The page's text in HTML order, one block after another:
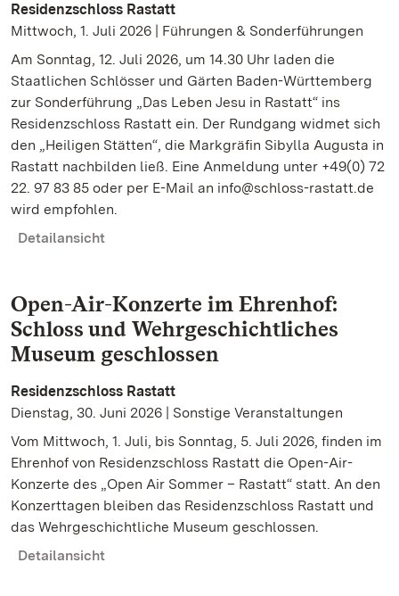
Residenzschloss Rastatt
Mittwoch, 1. Juli 2026 | Führungen & Sonderführungen
Am Sonntag, 12. Juli 2026, um 14.30 Uhr laden die
Staatlichen Schlösser und Gärten Baden-Württemberg
zur Sonderführung „Das Leben Jesu in Rastatt“ ins
Residenzschloss Rastatt ein. Der Rundgang widmet sich
den „Heiligen Stätten“, die Markgräfin Sibylla Augusta in
Rastatt nachbilden ließ. Eine Anmeldung unter +49(0) 72
22. 97 83 85 oder per E-Mail an info@schloss-rastatt.de
wird empfohlen.
Detailansicht
Open-Air-Konzerte im Ehrenhof:
Schloss und Wehrgeschichtliches
Museum geschlossen
Residenzschloss Rastatt
Dienstag, 30. Juni 2026 | Sonstige Veranstaltungen
Vom Mittwoch, 1. Juli, bis Sonntag, 5. Juli 2026, finden im
Ehrenhof von Residenzschloss Rastatt die Open-Air-
Konzerte des „Open Air Sommer – Rastatt“ statt. An den
Konzerttagen bleiben das Residenzschloss Rastatt und
das Wehrgeschichtliche Museum geschlossen.
Detailansicht